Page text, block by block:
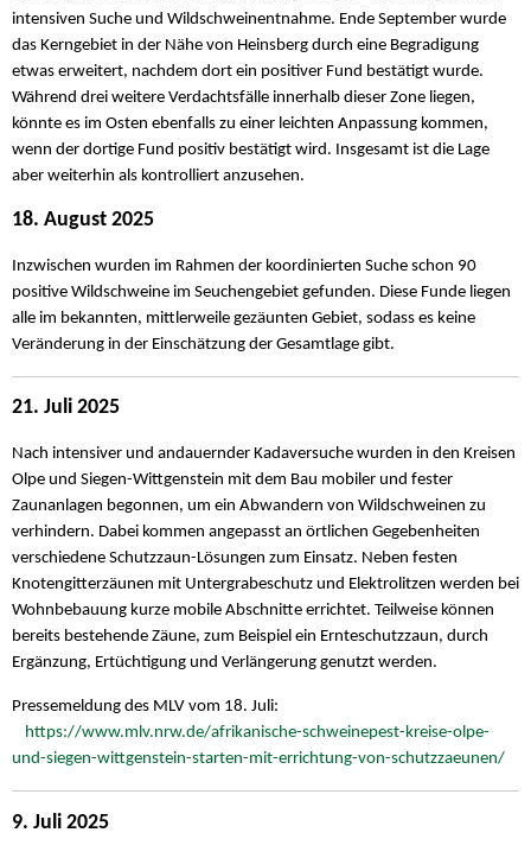
intensiven Suche und Wildschweinentnahme. Ende September wurde
das Kerngebiet in der Nähe von Heinsberg durch eine Begradigung
etwas erweitert, nachdem dort ein positiver Fund bestätigt wurde.
Während drei weitere Verdachtsfälle innerhalb dieser Zone liegen,
könnte es im Osten ebenfalls zu einer leichten Anpassung kommen,
wenn der dortige Fund positiv bestätigt wird. Insgesamt ist die Lage
aber weiterhin als kontrolliert anzusehen.
18. August 2025
Inzwischen wurden im Rahmen der koordinierten Suche schon 90
positive Wildschweine im Seuchengebiet gefunden. Diese Funde liegen
alle im bekannten, mittlerweile gezäunten Gebiet, sodass es keine
Veränderung in der Einschätzung der Gesamtlage gibt.
21. Juli 2025
Nach intensiver und andauernder Kadaversuche wurden in den Kreisen
Olpe und Siegen-Wittgenstein mit dem Bau mobiler und fester
Zaunanlagen begonnen, um ein Abwandern von Wildschweinen zu
verhindern. Dabei kommen angepasst an örtlichen Gegebenheiten
verschiedene Schutzzaun-Lösungen zum Einsatz. Neben festen
Knotengitterzäunen mit Untergrabeschutz und Elektrolitzen werden bei
Wohnbebauung kurze mobile Abschnitte errichtet. Teilweise können
bereits bestehende Zäune, zum Beispiel ein Ernteschutzzaun, durch
Ergänzung, Ertüchtigung und Verlängerung genutzt werden.
Pressemeldung des MLV vom 18. Juli:
https://www.mlv.nrw.de/afrikanische-schweinepest-kreise-olpe-
und-siegen-wittgenstein-starten-mit-errichtung-von-schutzzaeunen/
9. Juli 2025